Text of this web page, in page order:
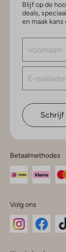
Blijf op de
deals,
en maak
Schrijf
Betaalmethodes
Volg ons